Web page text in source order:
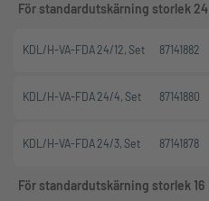
För standardutskärning storlek 24
KDL/H-VA-FDA 24/12, Set 87141882
KDL/H-VA-FDA 24/4, Set 87141880
KDL/H-VA-FDA 24/3, Set 87141878
För standardutskärning storlek 16